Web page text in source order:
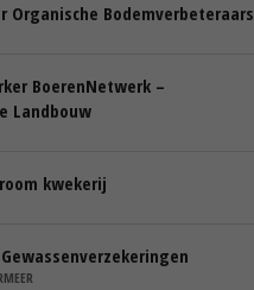
Organische Bodemverbeteraars
BoerenNetwerk –
Landbouw
kwekerij